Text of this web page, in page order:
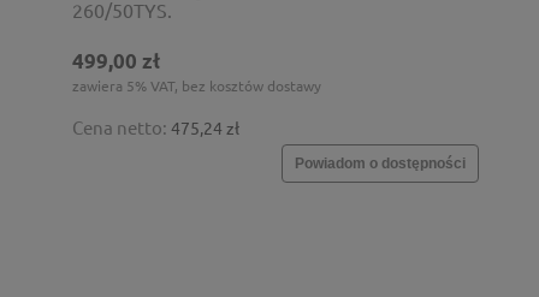
260/50TYS.
499,00 zł
zawiera 5% VAT, bez kosztów dostawy
Cena netto: 475,24 zł
Powiadom o dostępności